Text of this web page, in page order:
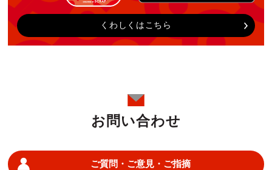
くわしくはこちら
お問い合わせ
ご質問・ご意見・ご指摘